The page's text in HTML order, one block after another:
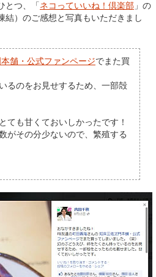
とつ、「ネコっていいね！倶楽部 」の
結）のご感想と写真もいただきまし
舗・公式ファンページでまた買
るのをお見せするため、一部殻
ても甘くておいしかったです！
がその分少ないので、繁殖する